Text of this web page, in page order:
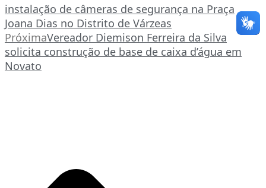
instalação de câmeras de segurança na Praça
Joana Dias no Distrito de Várzeas
PróximaVereador Diemison Ferreira da Silva
solicita construção de base de caixa d’água em
Novato